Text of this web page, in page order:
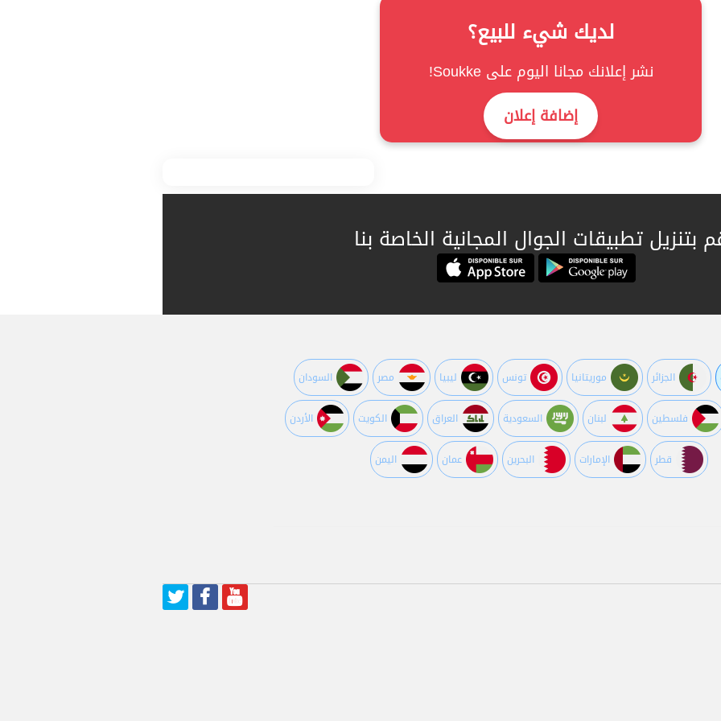
لديك شيء للبيع؟
نشر إعلانك مجانا اليوم على Soukke!
إضافة إعلان
بتنزيل تطبيقات الجوال المجانية الخاصة بنا
الجزائر موريتانيا تونس ليبيا مصر السودان
فلسطين لبنان السعودية العراق الكويت اﻷردن
قطر اﻹمارات البحرين عمان اليمن